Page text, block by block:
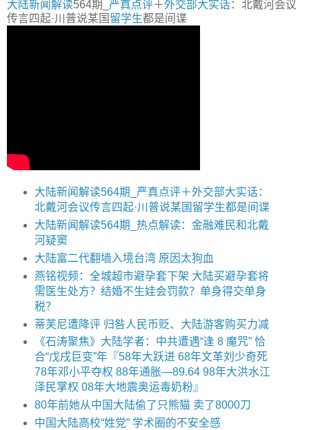
大陆新闻解读564期_ 严真点评＋外交部大实话：北戴河会议
传言四起·川普说某国 留学生都是间谍
大陆新闻解读564期_严真点评＋外交部大实话：
北戴河会议传言四起·川普说某国留学生都是间谍
大陆新闻解读564期_热点解读：金融难民和北戴
河疑窦
大陆富二代翻墙入境台湾 原因太狗血
燕铭视频：全城超市避孕套下架 大陆买避孕套将
需医生处方？结婚不生娃会罚款？单身得交单身
税？
蒂芙尼遭降评 归咎人民币贬、大陆游客购买力减
《石涛聚焦》大陆学者：中共遭遇“逢 8 魔咒” 恰
合“戊戌巨变”年『58年大跃进 68年文革刘少奇死
78年邓小平夺权 88年通胀—89.64 98年大洪水江
泽民掌权 08年大地震奥运毒奶粉』
80年前她从中国大陆偷了只熊猫 卖了8000刀
中国大陆高校“姓党” 学术圈的不安全感